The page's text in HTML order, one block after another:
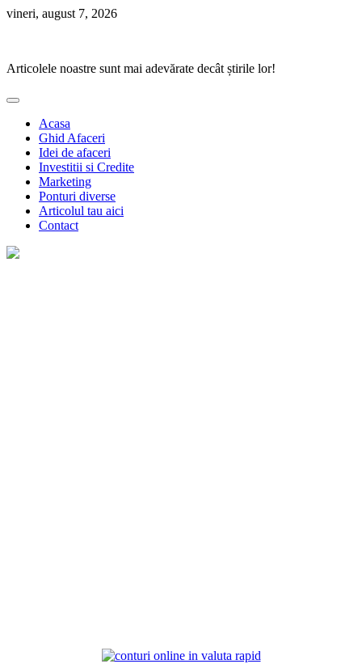
Skip
vineri, august 7, 2026
Articolele noastre sunt mai adevărate decât știrile lor!
Acasa
Ghid Afaceri
Idei de afaceri
Investitii si Credite
Marketing
Ponturi diverse
Articolul tau aici
Contact